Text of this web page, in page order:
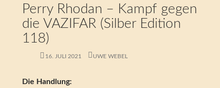
Perry Rhodan – Kampf gegen
die VAZIFAR (Silber Edition
118)
16. JULI 2021 UWE WEBEL
Die Handlung: